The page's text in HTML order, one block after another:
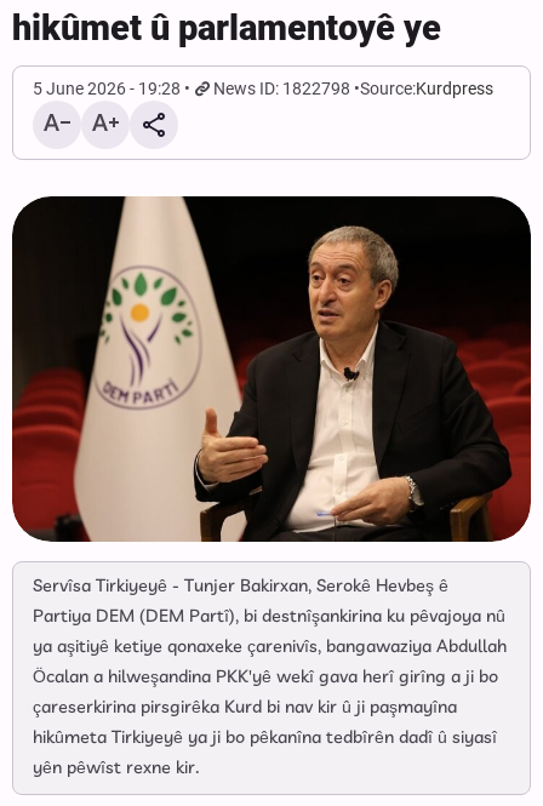
hikûmet û parlamentoyê ye
5 June 2026 - 19:28 News ID: 1822798 Source:Kurdpress
Servîsa Tirkiyeyê - Tunjer Bakirxan, Serokê Hevbeş ê
Partiya DEM (DEM Partî), bi destnîşankirina ku pêvajoya nû
ya aşitiyê ketiye qonaxeke çarenivîs, bangawaziya Abdullah
Öcalan a hilweşandina PKK'yê wekî gava herî girîng a ji bo
çareserkirina pirsgirêka Kurd bi nav kir û ji paşmayîna
hikûmeta Tirkiyeyê ya ji bo pêkanîna tedbîrên dadî û siyasî
yên pêwîst rexne kir.